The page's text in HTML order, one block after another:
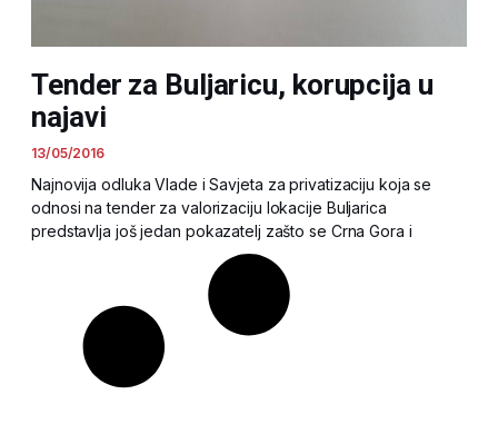
Tender za Buljaricu, korupcija u
najavi
13/05/2016
Najnovija odluka Vlade i Savjeta za privatizaciju koja se
odnosi na tender za valorizaciju lokacije Buljarica
predstavlja još jedan pokazatelj zašto se Crna Gora i